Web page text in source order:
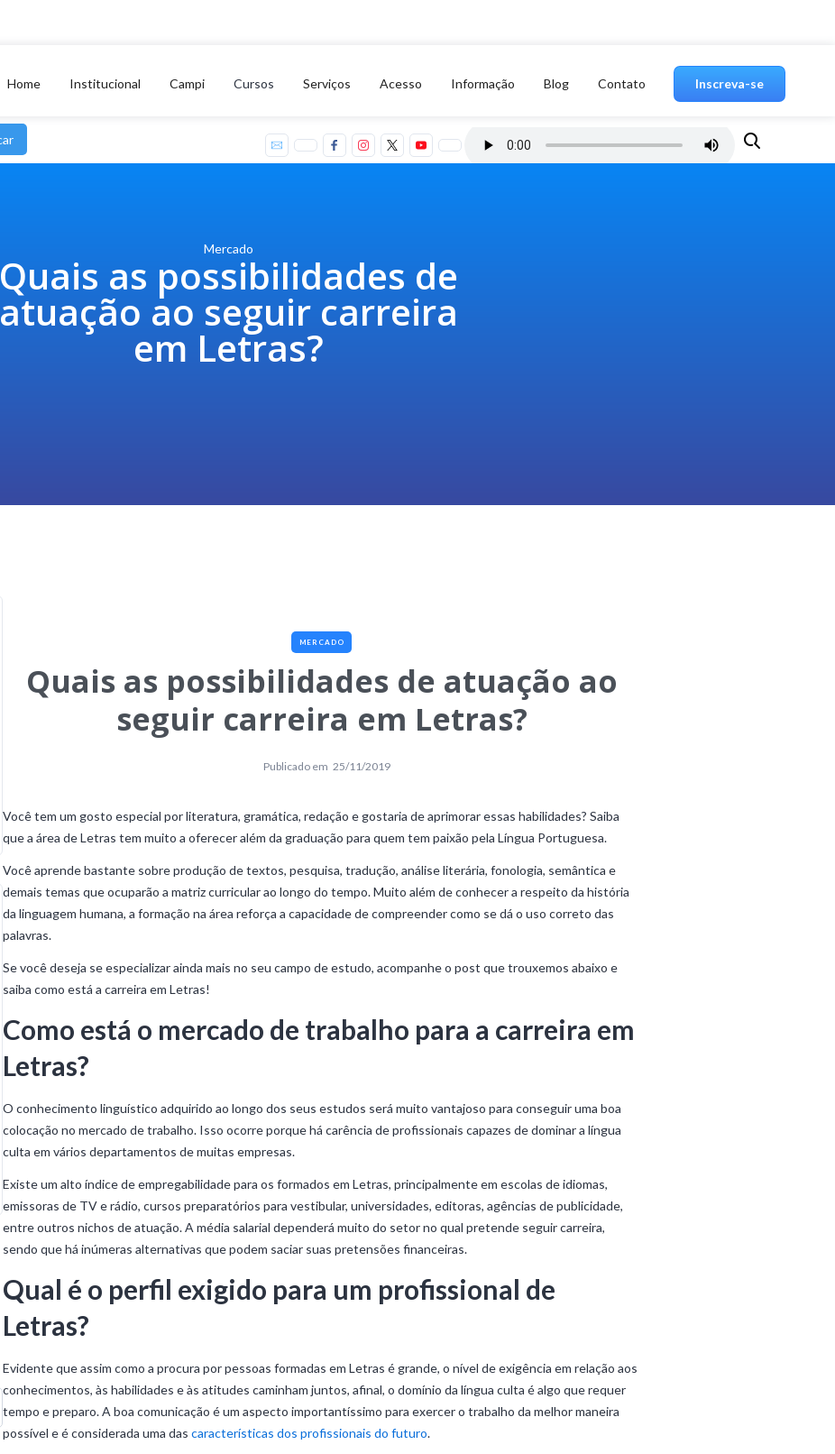
Home Institucional Campi Cursos Serviços Acesso Informação Blog Contato Inscreva-se
Mercado
Quais as possibilidades de
atuação ao seguir carreira
em Letras?
MERCADO
Quais as possibilidades de atuação ao
seguir carreira em Letras?
Publicado em 25/11/2019
Você tem um gosto especial por literatura, gramática, redação e gostaria de aprimorar essas habilidades? Saiba
que a área de Letras tem muito a oferecer além da graduação para quem tem paixão pela Língua Portuguesa.
Você aprende bastante sobre produção de textos, pesquisa, tradução, análise literária, fonologia, semântica e
demais temas que ocuparão a matriz curricular ao longo do tempo. Muito além de conhecer a respeito da história
da linguagem humana, a formação na área reforça a capacidade de compreender como se dá o uso correto das
palavras.
Se você deseja se especializar ainda mais no seu campo de estudo, acompanhe o post que trouxemos abaixo e
saiba como está a carreira em Letras!
Como está o mercado de trabalho para a carreira em
Letras?
O conhecimento linguístico adquirido ao longo dos seus estudos será muito vantajoso para conseguir uma boa
colocação no mercado de trabalho. Isso ocorre porque há carência de profissionais capazes de dominar a língua
culta em vários departamentos de muitas empresas.
Existe um alto índice de empregabilidade para os formados em Letras, principalmente em escolas de idiomas,
emissoras de TV e rádio, cursos preparatórios para vestibular, universidades, editoras, agências de publicidade,
entre outros nichos de atuação. A média salarial dependerá muito do setor no qual pretende seguir carreira,
sendo que há inúmeras alternativas que podem saciar suas pretensões financeiras.
Qual é o perfil exigido para um profissional de
Letras?
Evidente que assim como a procura por pessoas formadas em Letras é grande, o nível de exigência em relação aos
conhecimentos, às habilidades e às atitudes caminham juntos, afinal, o domínio da língua culta é algo que requer
tempo e preparo. A boa comunicação é um aspecto importantíssimo para exercer o trabalho da melhor maneira
possível e é considerada uma dascaracterísticas dos profissionais do futuro.